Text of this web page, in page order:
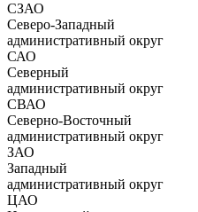
СЗАО
Северо-Западный
административный округ
САО
Северный
административный округ
СВАО
Северно-Восточный
административный округ
ЗАО
Западный
административный округ
ЦАО